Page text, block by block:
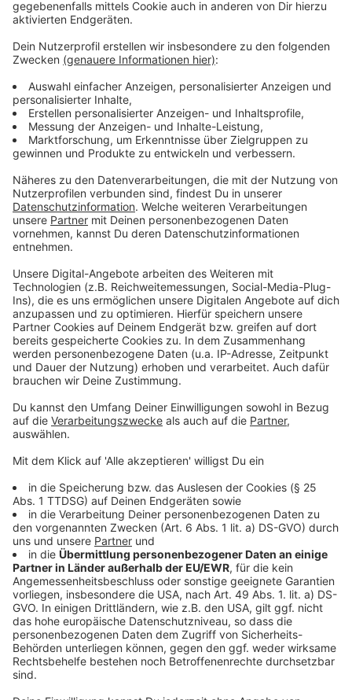
von Tesla-Chef Elon Musk. Darauf basierend ist dann
die digitale Währung entstanden.
Anzeige
Virtuelles Geld als neue
Zukunftsabsicherung?
Obwohl die modernen Technologien viel Sicherheit
bieten, stellen digitale Währungen keine klassische
Absicherung dar. Der Krypto-Markt bleibt vorerst
höchst spekulativ und ist immer mit einem gewissen
Risiko verbunden. Die Wechselkurse und damit der
Wert der Währungen schwanken enorm.
Experten raten deshalb - vor allem als Anfänger –
erstmal nur das zu investieren, was man auch bereit ist
zu verlieren. Wenn man sich mit den Technologien
intensiv auseinandersetzt und über verschiedene
Investierungsmöglichkeiten informiert, kann aber
mittlerweile schnell Gewinn erzielt werden.
Kryptowährung in unserem Alltag
Anzeige
Obwohl Kryptowährungen gerade in den letzten
Jahren wie Pilze aus dem Boden geschossen sind,
bleiben die Einsatzmöglichkeiten im Alltag noch
sehr begrenzt. Bei einigen Anbietern, wie zum
Beispiel Lieferando, kann Bitcoin allerdings bereits